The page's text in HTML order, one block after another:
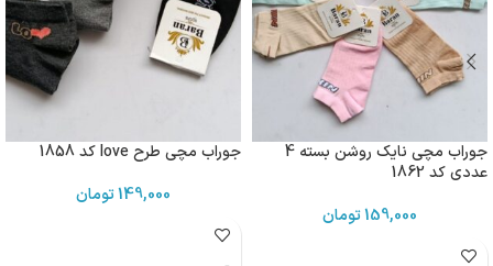
جوراب مچی نایک روشن بسته 4
عددی کد 1862
159,000تومان
جوراب مچی طرح love کد 1858
149,000تومان